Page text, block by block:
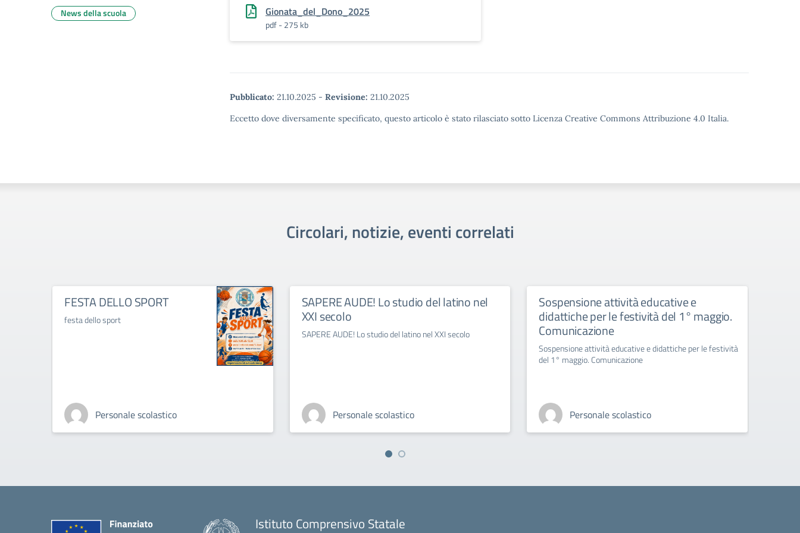
Gionata_del_Dono_2025
pdf - 275 kb
Pubblicato: 21.10.2025 - Revisione: 21.10.2025
Eccetto dove diversamente specificato, questo articolo è stato rilasciato sotto Licenza Creative Commons Attribuzione 4.0 Italia.
News della scuola
Circolari, notizie, eventi correlati
FESTA DELLO SPORT
festa dello sport
Personale scolastico
SAPERE AUDE! Lo studio del latino nel
XXI secolo
SAPERE AUDE! Lo studio del latino nel XXI secolo
Personale scolastico
Sospensione attività educative e
didattiche per le festività del 1° maggio.
Comunicazione
Sospensione attività educative e didattiche per le festività
del 1° maggio. Comunicazione
Personale scolastico
Istituto Comprensivo Statale